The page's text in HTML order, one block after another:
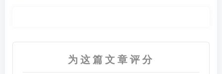
为这篇文章评分